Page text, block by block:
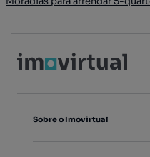
Sobre o Imovirtual